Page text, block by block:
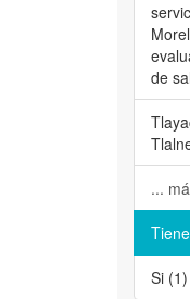
de
...
Si (1)